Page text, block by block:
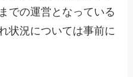
での運営となっている
状況については事前に